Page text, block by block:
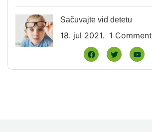
Sačuvajte vid detetu
18. jul 2021. 1 Comment